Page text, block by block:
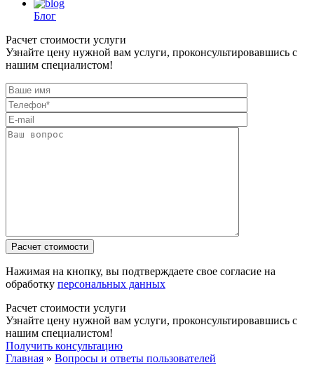
Блог
Расчет стоимости услуги
Узнайте цену нужной вам услуги, проконсультировавшись с
нашим специалистом!
Нажимая на кнопку, вы подтверждаете свое согласие на
обработку персональных данных
Расчет стоимости услуги
Узнайте цену нужной вам услуги, проконсультировавшись с
нашим специалистом!
Получить консультацию
Главная » Вопросы и ответы пользователей